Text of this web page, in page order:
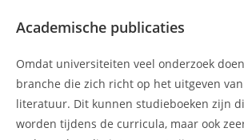
Academische publicaties
Omdat universiteiten veel onderzoek
branche die zich richt op het uitgeven
literatuur. Dit kunnen studieboeken zijn
worden tijdens de curricula, maar ook